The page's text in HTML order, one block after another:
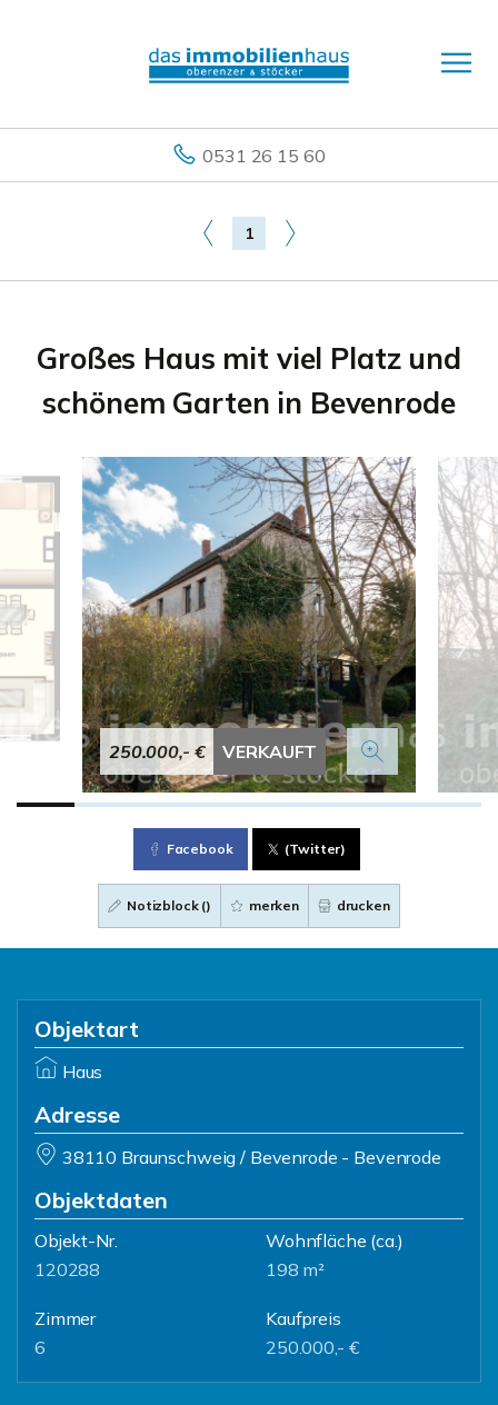
0531 26 15 60
1
Großes Haus mit viel Platz und
schönem Garten in Bevenrode
250.000,- € VERKAUFT
Facebook (Twitter)
Notizblock () merken drucken
Objektart
Haus
Adresse
38110 Braunschweig / Bevenrode - Bevenrode
Objektdaten
Objekt-Nr.
120288
Wohnfläche (ca.)
198 m²
Zimmer
6
Kaufpreis
250.000,- €